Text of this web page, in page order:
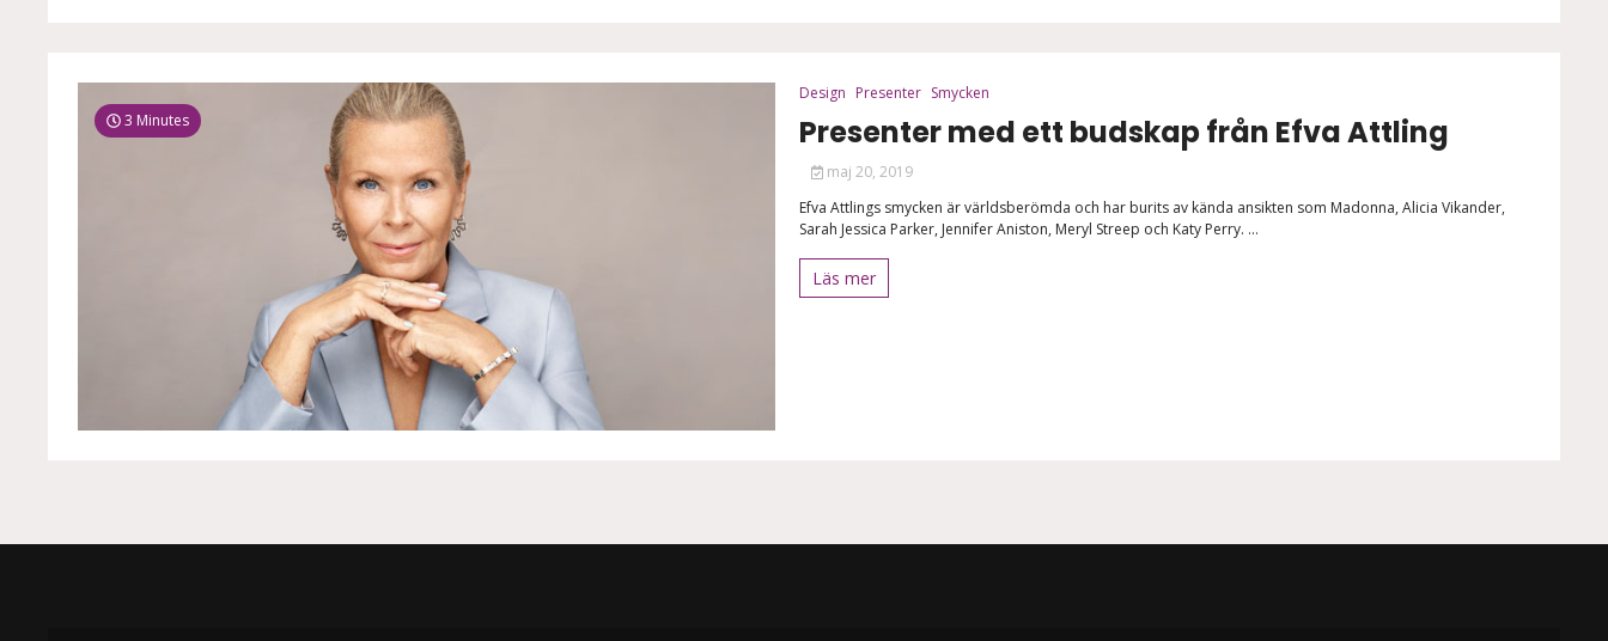
3 Minutes
Design Presenter Smycken
Presenter med ett budskap från Efva Attling
maj 20, 2019
Efva Attlings smycken är världsberömda och har burits av kända ansikten som Madonna, Alicia Vikander,
Sarah Jessica Parker, Jennifer Aniston, Meryl Streep och Katy Perry. ...
Läs mer